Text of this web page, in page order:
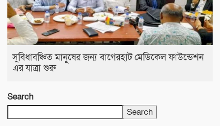
সুবিধাবঞ্চিত মানুষের জন্য বাগেরহাট মেডিকেল ফাউন্ডেশন
এর যাত্রা শুরু
Search
Search